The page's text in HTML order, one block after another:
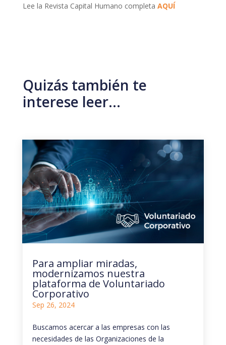
Lee la Revista Capital Humano completa AQUÍ
Quizás también te
interese leer…
Para ampliar miradas,
modernizamos nuestra
plataforma de Voluntariado
Corporativo
Sep 26, 2024
Buscamos acercar a las empresas con las
necesidades de las Organizaciones de la